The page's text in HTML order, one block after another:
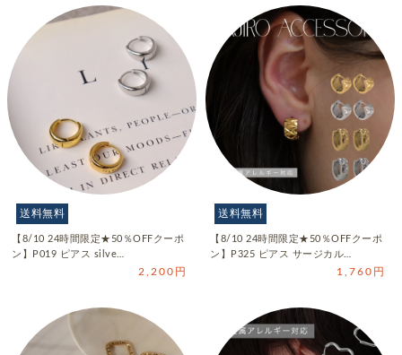
送料無料
【8/10 24時間限定★50％OFFクーポ
ン】P019 ピアス silve…
2,200円
送料無料
【8/10 24時間限定★50％OFFクーポ
ン】P325 ピアス サージカル…
1,760円